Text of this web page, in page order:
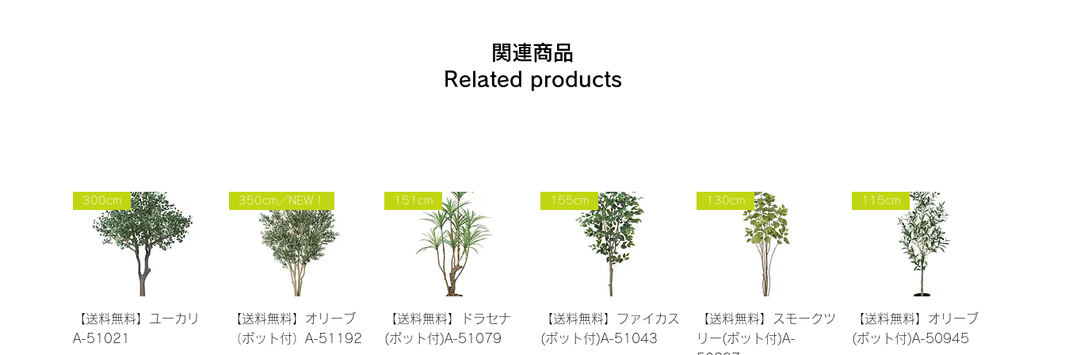
関連商品
Related products
クイックビュー
300cm
【送料無料】ユーカリ
A-51021
クイックビュー
350cm／NEW！
【送料無料】オリーブ
（ポット付）A-51192
クイックビュー
151cm
【送料無料】ドラセナ
(ポット付)A-51079
クイックビュー
155cm
【送料無料】ファイカス
(ポット付)A-51043
クイックビュー
130cm
【送料無料】スモークツ
リー(ポット付)A-
クイックビュー
115cm
【送料無料】オリーブ
(ポット付)A-50945